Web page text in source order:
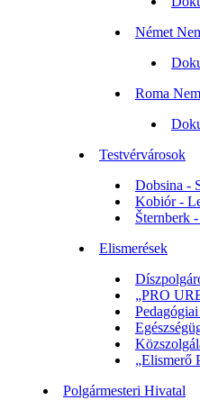
Német
Roma
Testvérvárosok
Dobsina -
Kobiór -
Šternberk
Elismerések
„PRO
„Elismerő
Polgármesteri Hivatal